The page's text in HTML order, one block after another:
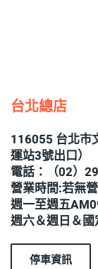
台北總店
116055 台北市
運站3號出口）
電話：（02）
營業時間:若無
週一至週五
週六＆週日＆
停車資訊